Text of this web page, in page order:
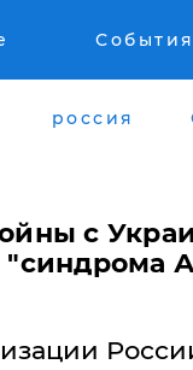
События
россия
с